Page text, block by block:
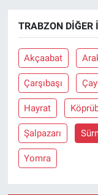
TRABZON DIĞER
Akçaabat
Çarşıbaşı
Hayrat
Şalpazarı
Yomra